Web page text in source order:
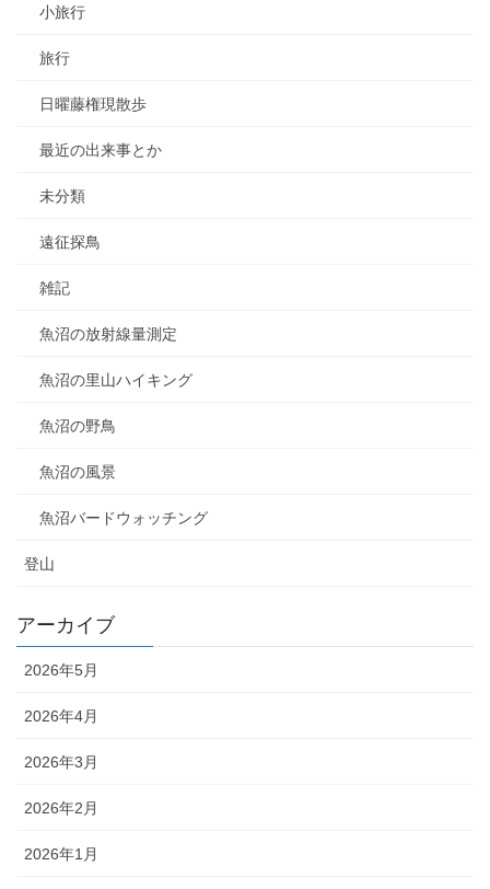
小旅行
旅行
日曜藤権現散歩
最近の出来事とか
未分類
遠征探鳥
雑記
魚沼の放射線量測定
魚沼の里山ハイキング
魚沼の野鳥
魚沼の風景
魚沼バードウォッチング
登山
アーカイブ
2026年5月
2026年4月
2026年3月
2026年2月
2026年1月